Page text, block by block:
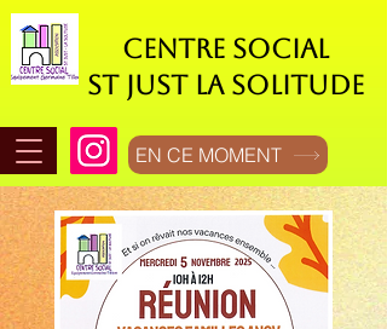
CENTRE SOCIAL
ST JUST LA SOLITUDE
EN CE MOMENT